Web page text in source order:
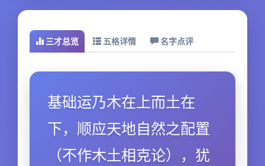
三才总览 五格详情 名字点评
基础运乃木在上而土在
下，顺应天地自然之配置
（不作木土相克论），犹